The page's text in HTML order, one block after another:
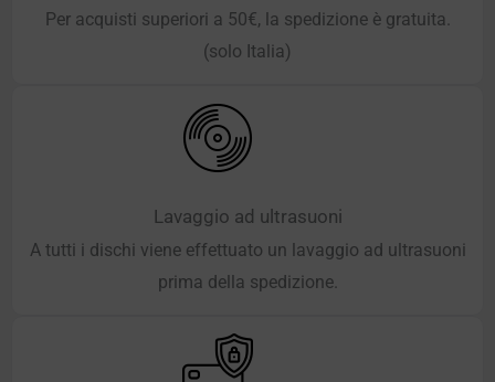
Per acquisti superiori a 50€, la spedizione è gratuita.
(solo Italia)
Lavaggio ad ultrasuoni
A tutti i dischi viene effettuato un lavaggio ad ultrasuoni
prima della spedizione.